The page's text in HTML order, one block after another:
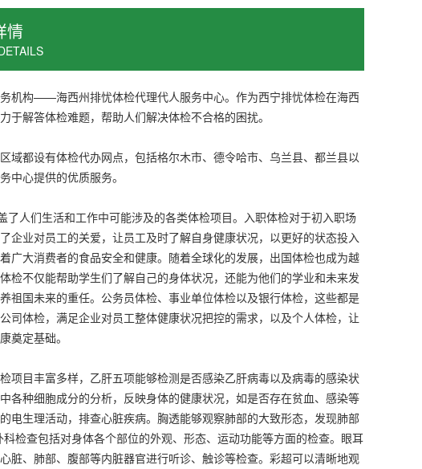
情
机构——海西州排忧体检代理代人服务中心。作为西宁排忧体检在海西
解答体检难题，帮助人们解决体检不合格的困扰。
都设有体检代办网点，包括格尔木市、德令哈市、乌兰县、都兰县以
中心提供的优质服务。
人们生活和工作中可能涉及的各类体检项目。入职体检对于初入职场
企业对员工的关爱，让员工及时了解自身健康状况，以更好的状态投入
广大消费者的食品安全和健康。随着全球化的发展，出国体检也成为越
不仅能帮助学生们了解自己的身体状况，还能为他们的学业和未来发
祖国未来的重任。公务员体检、事业单位体检以及银行体检，这些都是
司体检，满足企业对员工整体健康状况把控的需求，以及个人体检，让
奠定基础。
项目丰富多样，乙肝五项能够检测是否感染乙肝病毒以及病毒的感染状
各种细胞成分的分析，反映身体的健康状况，如是否存在贫血、感染等
电生理活动，排查心脏疾病。胸透能够观察肺部的大致形态，发现肺部
检查包括对身体各个部位的外观、形态、运动功能等方面的检查。眼耳
脏、肺部、腹部等内脏器官进行听诊、触诊等检查。彩超可以清晰地观